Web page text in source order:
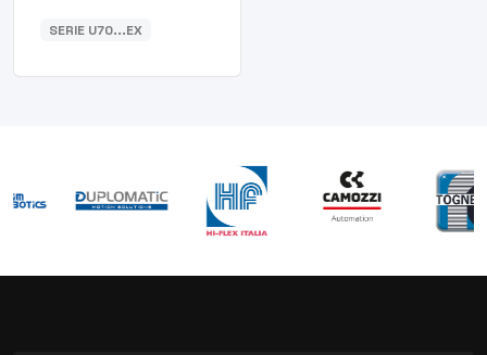
SERIE U70...EX